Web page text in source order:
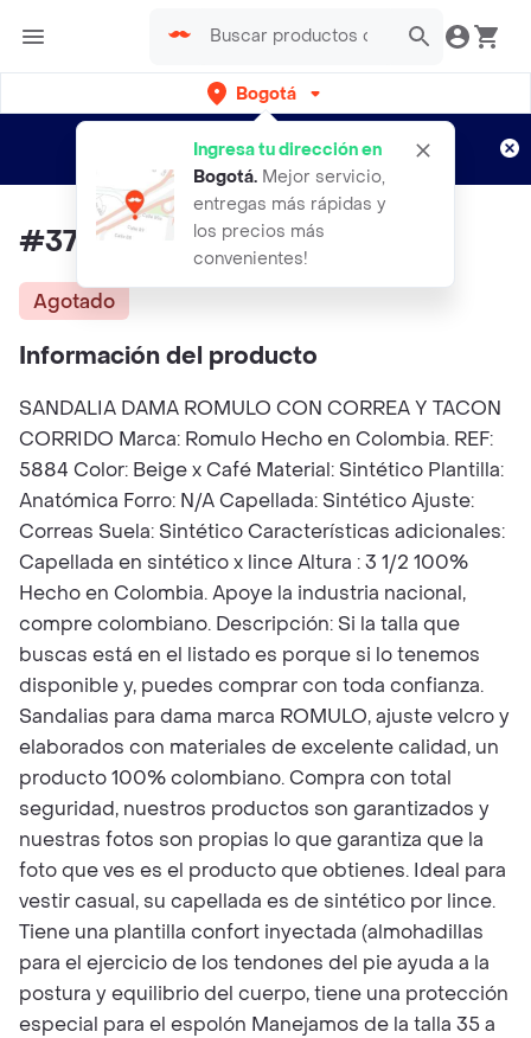
Bogotá
Ingresa tu dirección en
Bogotá. Mejor servicio,
entregas más rápidas y
los precios más
convenientes!
envíos gratis por semanas
Aplican TyC
#37 Sandalias Romulo Dama
Agotado
Información del producto
SANDALIA DAMA ROMULO CON CORREA Y TACON
CORRIDO Marca: Romulo Hecho en Colombia. REF:
5884 Color: Beige x Café Material: Sintético Plantilla:
Anatómica Forro: N/A Capellada: Sintético Ajuste:
Correas Suela: Sintético Características adicionales:
Capellada en sintético x lince Altura : 3 1/2 100%
Hecho en Colombia. Apoye la industria nacional,
compre colombiano. Descripción: Si la talla que
buscas está en el listado es porque si lo tenemos
disponible y, puedes comprar con toda confianza.
Sandalias para dama marca ROMULO, ajuste velcro y
elaborados con materiales de excelente calidad, un
producto 100% colombiano. Compra con total
seguridad, nuestros productos son garantizados y
nuestras fotos son propias lo que garantiza que la
foto que ves es el producto que obtienes. Ideal para
vestir casual, su capellada es de sintético por lince.
Tiene una plantilla confort inyectada (almohadillas
para el ejercicio de los tendones del pie ayuda a la
postura y equilibrio del cuerpo, tiene una protección
especial para el espolón Manejamos de la talla 35 a